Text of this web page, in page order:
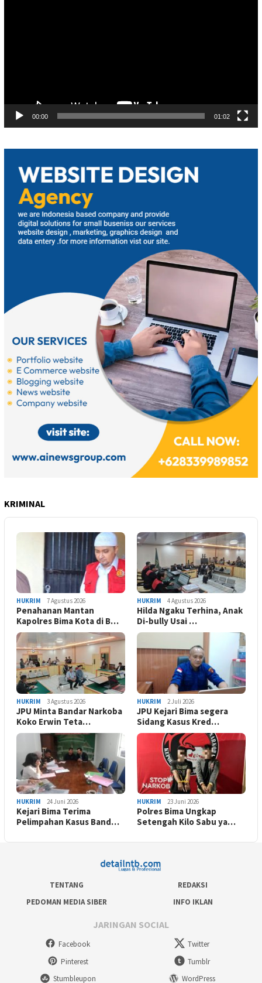
00:00 01:02
KRIMINAL
HUKRIM 7 Agustus 2026
Penahanan Mantan
Kapolres Bima Kota di B…
HUKRIM 4 Agustus 2026
Hilda Ngaku Terhina, Anak
Di-bully Usai …
HUKRIM 3 Agustus 2026
JPU Minta Bandar Narkoba
Koko Erwin Teta…
HUKRIM 2 Juli 2026
JPU Kejari Bima segera
Sidang Kasus Kred…
HUKRIM 24 Juni 2026
Kejari Bima Terima
Pelimpahan Kasus Band…
HUKRIM 23 Juni 2026
Polres Bima Ungkap
Setengah Kilo Sabu ya…
TENTANG
REDAKSI
PEDOMAN MEDIA SIBER
INFO IKLAN
JARINGAN SOCIAL
Facebook
Twitter
Pinterest
Tumblr
Stumbleupon
WordPress